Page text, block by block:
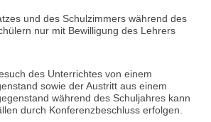
und des Schulzimmers während des
nur mit Bewilligung des Lehrers
des Unterrichtes von einem
sowie der Austritt aus einem
während des Schuljahres kann
durch Konferenzbeschluss erfolgen.